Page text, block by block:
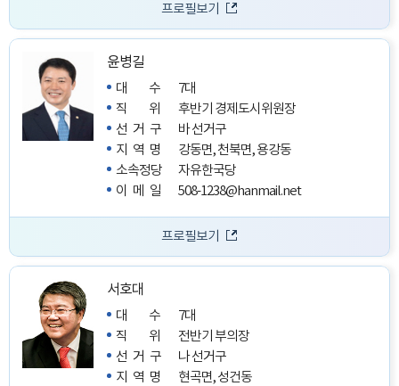
프로필보기
윤병길
대수7대
직위후반기 경제도시위원장
선거구
바 선거구
지역명
강동면, 천북면, 용강동
소속정당
자유한국당
이메일
508-1238@hanmail.net
프로필보기
서호대
대수7대
직위전반기 부의장
선거구
나 선거구
지역명
현곡면, 성건동